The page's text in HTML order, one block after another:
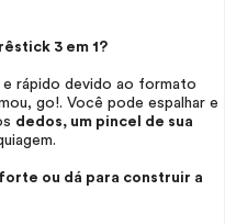
3 em 1?
rápido devido ao formato
go!. Você pode espalhar e
dedos, um pincel de sua
ou dá para construir a